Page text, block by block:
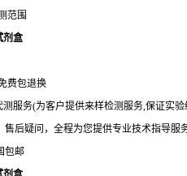
范围
剂盒
费包退换
服务(为客户提供来样检测服务,保证实
后疑问，全程为您提供专业技术指导服
包邮